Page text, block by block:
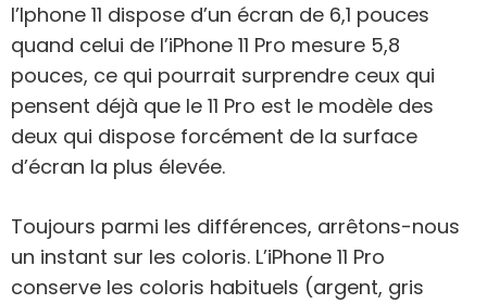
l’Iphone 11 dispose d’un écran de 6,1 pouces
quand celui de l’iPhone 11 Pro mesure 5,8
pouces, ce qui pourrait surprendre ceux qui
pensent déjà que le 11 Pro est le modèle des
deux qui dispose forcément de la surface
d’écran la plus élevée.
Toujours parmi les différences, arrêtons-nous
un instant sur les coloris. L’iPhone 11 Pro
conserve les coloris habituels (argent, gris